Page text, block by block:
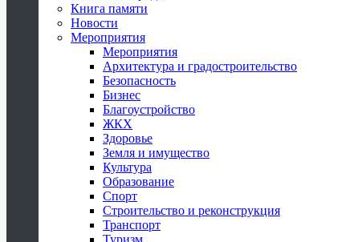
Книга памяти
Новости
Мероприятия
Мероприятия
Архитектура и градостроительство
Безопасность
Бизнес
Благоустройство
ЖКХ
Здоровье
Земля и имущество
Культура
Образование
Спорт
Строительство и реконструкция
Транспорт
Туризм